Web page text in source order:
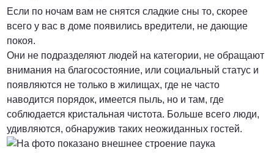
Договорная
от 1500 Руб.
ПОЗВОНИТЬ
Если по ночам вам не снятся сладкие сны то, скорее
всего у вас в доме появились вредители, не дающие
покоя.
Они не подразделяют людей на категории, не обращают
внимания на благосостояние, или социальный статус и
появляются не только в жилищах, где не часто
наводится порядок, имеется пыль, но и там, где
соблюдается кристальная чистота. Больше всего люди,
удивляются, обнаружив таких неожиданных гостей.